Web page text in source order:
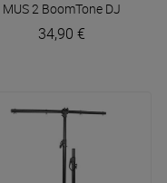
MUS 2 BoomTone DJ
34,90 €